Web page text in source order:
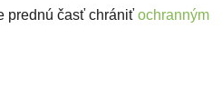
prednú časť chrániť ochranným